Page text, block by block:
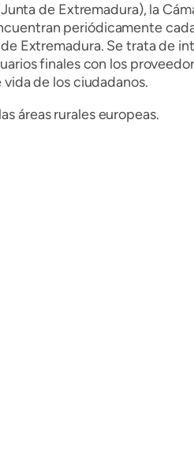
de Extremadura), la
periódicamente
Extremadura. Se trata de
finales con los
de los ciudadanos.
áreas rurales europeas.